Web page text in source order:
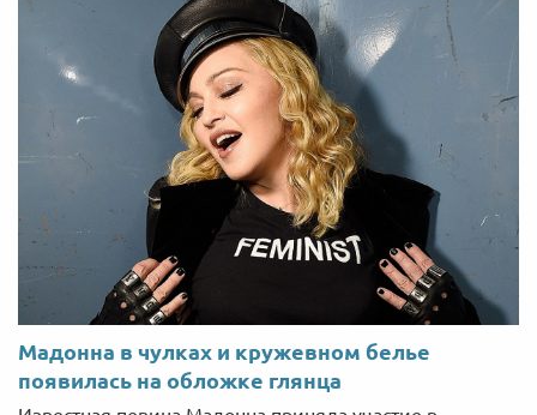
Мадонна в чулках и кружевном белье
появилась на обложке глянца